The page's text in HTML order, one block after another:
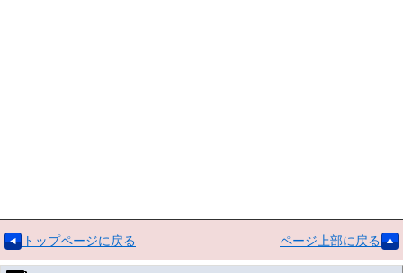
トップページに戻る ページ上部に戻る